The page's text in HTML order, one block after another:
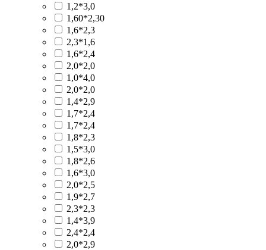
1,2*3,0
1,60*2,30
1,6*2,3
2,3*1,6
1,6*2,4
2,0*2,0
1,0*4,0
2,0*2,0
1,4*2,9
1,7*2,4
1,7*2,4
1,8*2,3
1,5*3,0
1,8*2,6
1,6*3,0
2,0*2,5
1,9*2,7
2,3*2,3
1,4*3,9
2,4*2,4
2,0*2,9